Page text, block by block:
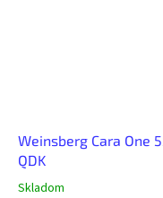
Weinsberg Cara One
QDK
Skladom